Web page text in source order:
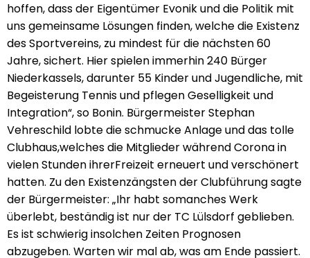
hoffen, dass der Eigentümer Evonik und die Politik mit
uns gemeinsame Lösungen finden, welche die Existenz
des Sportvereins, zu mindest für die nächsten 60
Jahre, sichert. Hier spielen immerhin 240 Bürger
Niederkassels, darunter 55 Kinder und Jugendliche, mit
Begeisterung Tennis und pflegen Geselligkeit und
Integration“, so Bonin. Bürgermeister Stephan
Vehreschild lobte die schmucke Anlage und das tolle
Clubhaus,welches die Mitglieder während Corona in
vielen Stunden ihrerFreizeit erneuert und verschönert
hatten. Zu den Existenzängsten der Clubführung sagte
der Bürgermeister: „Ihr habt somanches Werk
überlebt, beständig ist nur der TC Lülsdorf geblieben.
Es ist schwierig insolchen Zeiten Prognosen
abzugeben. Warten wir mal ab, was am Ende passiert.